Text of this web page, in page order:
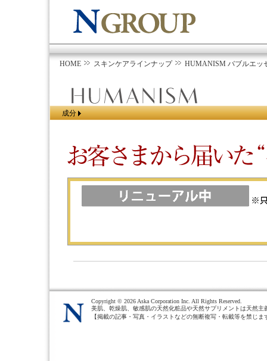
HOME スキンケアラインナップ HUMANISM バブルエッ
成分
Copyright © 2026 Aska Corporation Inc. All Rights Reserved.
美肌、乾燥肌、敏感肌の天然化粧品や天然サプリメントは天然主
【掲載の記事・写真・イラストなどの無断複写・転載等を禁じま